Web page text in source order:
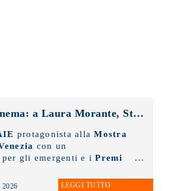
Mostra del Cinema: a Laura Morante, Stefania Rocca, Claudio Amendola e Sergio Rubini i Premi alla Carriera NUOVO IMAIE. Al Lido anche un riconoscimento ai giovani
protagonista allaMostra
con un
per gli emergenti e iPremi
. LEGGI TUTTO